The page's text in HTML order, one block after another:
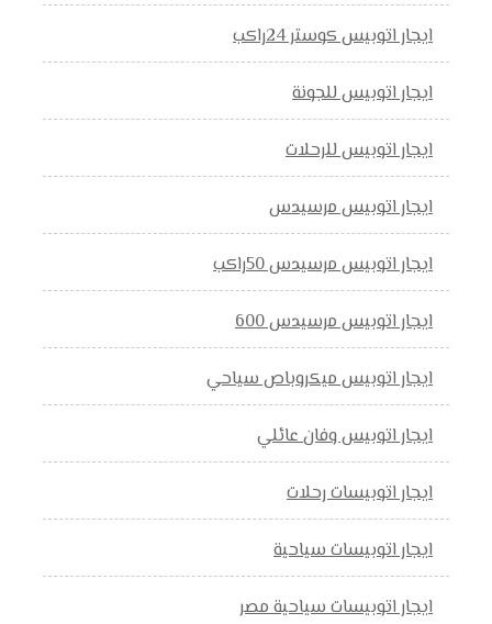
ايجار اتوبيس كوستر 24راكب
ايجار اتوبيس للجونة
ايجار اتوبيس للرحلات
ايجار اتوبيس مرسيدس
ايجار اتوبيس مرسيدس 50راكب
ايجار اتوبيس مرسيدس 600
ايجار اتوبيس ميكروباص سياحي
ايجار اتوبيس وفان عائلي
ايجار اتوبيسات رحلات
ايجار اتوبيسات سياحية
ايجار اتوبيسات سياحية مصر